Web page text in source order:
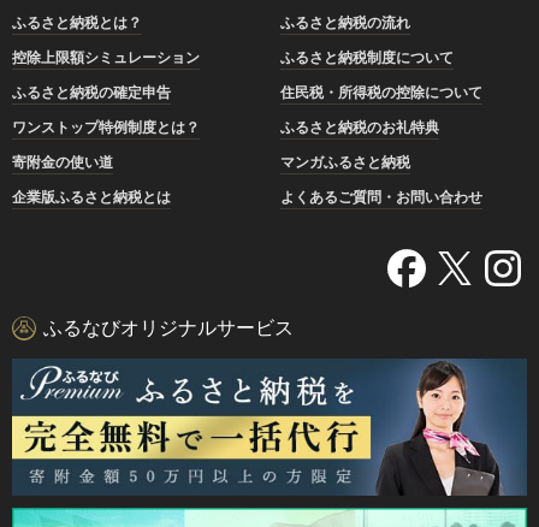
ふるさと納税とは？
ふるさと納税の流れ
控除上限額シミュレーション
ふるさと納税制度について
ふるさと納税の確定申告
住民税・所得税の控除について
ワンストップ特例制度とは？
ふるさと納税のお礼特典
寄附金の使い道
マンガふるさと納税
企業版ふるさと納税とは
よくあるご質問・お問い合わせ
ふるなびオリジナルサービス